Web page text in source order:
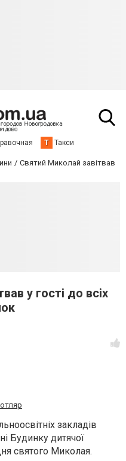
Т Такси
Святий Миколай завітвав
у гості до всіх
закладів
Будинку дитячої
святого Миколая.